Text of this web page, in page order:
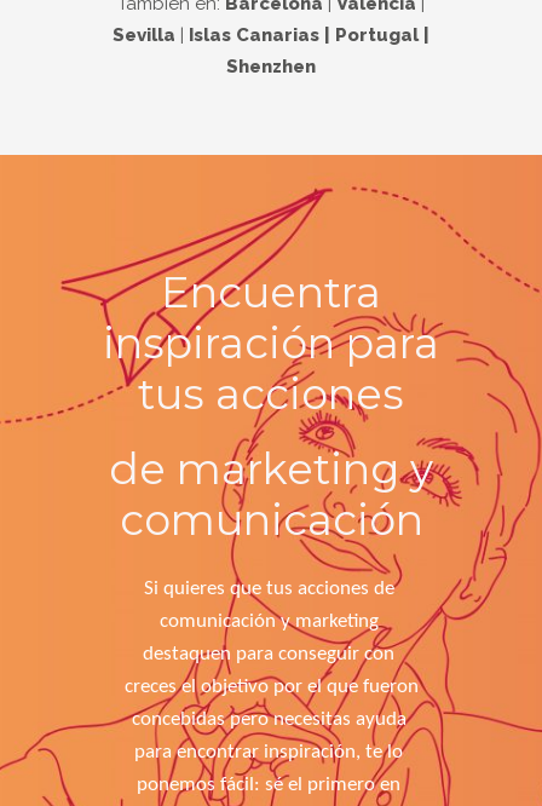
Sevilla | Islas Canarias | Portugal |
Shenzhen
Encuentra
inspiración para
tus acciones
de marketing y
comunicación
Si quieres que tus acciones de
comunicación y marketing
destaquen para conseguir con
creces el objetivo por el que fueron
concebidas pero necesitas ayuda
para encontrar inspiración, te lo
ponemos fácil: sé el primero en